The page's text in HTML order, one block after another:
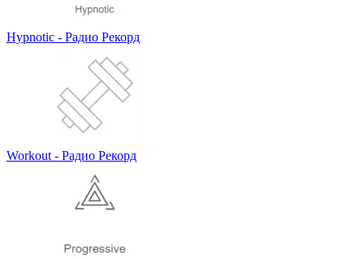
Hypnotic - Радио Рекорд
Workout - Радио Рекорд